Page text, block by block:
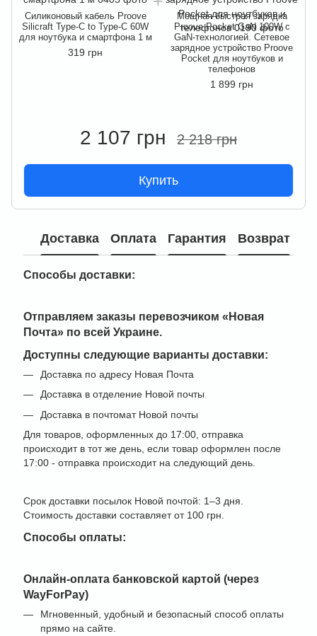
Силиконовый кабель Proove
Silicraft Type-C to Type-C 60W
для ноутбука и смартфона 1 м
319 грн
Мощная быстрая зарядка
Proove Pocket GaN 100W с
GaN-технологией. Сетевое
зарядное устройство Proove
Pocket для ноутбуков и
телефонов
1 899 грн
2 107 грн 2 218 грн
Купить
Доставка Оплата Гарантия Возврат
Способы доставки:
Отправляем заказы перевозчиком «Новая
Почта» по всей Украине.
Доступны следующие варианты доставки:
Доставка по адресу Новая Почта
Доставка в отделение Новой почты
Доставка в почтомат Новой почты
Для товаров, оформленных до 17:00, отправка
происходит в тот же день, если товар оформлен после
17:00 - отправка происходит на следующий день.
Срок доставки посылок Новой почтой: 1–3 дня.
Стоимость доставки составляет от 100 грн.
Способы оплаты:
Онлайн-оплата банковской картой (через
WayForPay)
Мгновенный, удобный и безопасный способ оплаты
прямо на сайте.